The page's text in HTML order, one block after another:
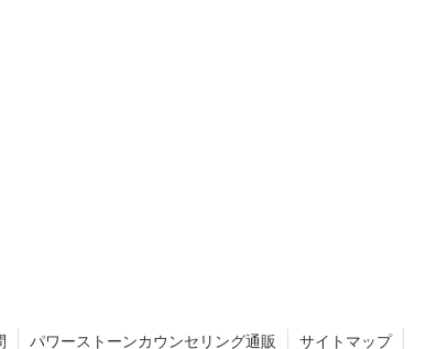
パワーストーンカウンセリング通販 サイトマップ